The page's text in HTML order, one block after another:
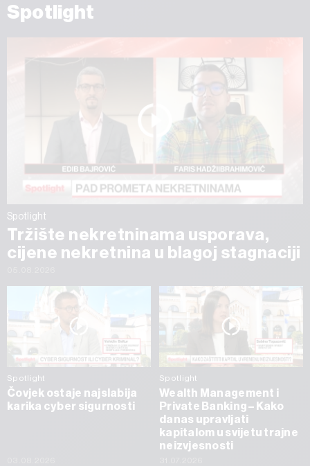
Spotlight
Spotlight
Tržište nekretninama usporava,
cijene nekretnina u blagoj stagnaciji
Spotlight
Čovjek ostaje najslabija
karika cyber sigurnosti
Spotlight
Wealth Management i
Private Banking – Kako
danas upravljati
kapitalom u svijetu trajne
neizvjesnosti